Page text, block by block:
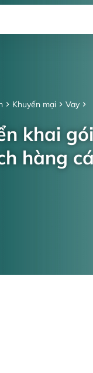
Khuyến mại Vay
khai
hàng